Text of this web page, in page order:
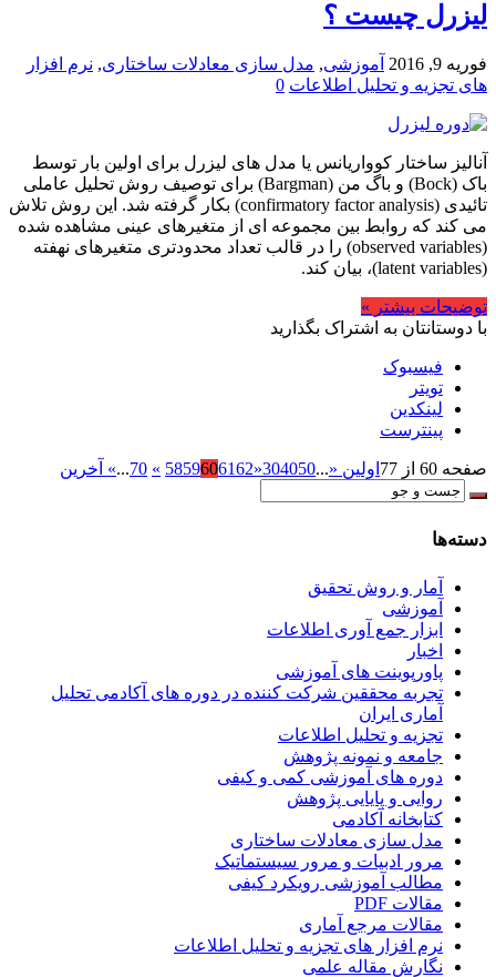
لیزرل چیست ؟
فوریه 9, 2016 آموزشی, مدل سازی معادلات ساختاری, نرم افزار
های تجزیه و تحلیل اطلاعات 0
آنالیز ساختار کوواریانس یا مدل های لیزرل برای اولین بار توسط
باک (Bock) و باگ من (Bargman) برای توصیف روش تحلیل عاملی
تائیدی (confirmatory factor analysis) بکار گرفته شد. این روش تلاش
می کند که روابط بین مجموعه ای از متغیرهای عینی مشاهده شده
(observed variables) را در قالب تعداد محدودتری متغیرهای نهفته
(latent variables)، بیان کند.
توضیحات بیشتر »
با دوستانتان به اشتراک بگذارید
فیسبوک
تویتر
لینکدین
پینترست
صفحه 60 از 77 اولین «...
304050
«
5859606162
»
70
...» آخرین
دسته‌ها
آمار و روش تحقیق
آموزشی
ابزار جمع آوری اطلاعات
اخبار
پاورپوینت های آموزشی
تجربه محققین شرکت کننده در دوره های آکادمی تحلیل
آماری ایران
تجزیه و تحلیل اطلاعات
جامعه و نمونه پژوهش
دوره های آموزشی کمی و کیفی
روایی و پایایی پژوهش
کتابخانه آکادمی
مدل سازی معادلات ساختاری
مرور ادبیات و مرور سیستماتیک
مطالب آموزشی رویکرد کیفی
مقالات PDF
مقالات مرجع آماری
نرم افزار های تجزیه و تحلیل اطلاعات
نگارش مقاله علمی